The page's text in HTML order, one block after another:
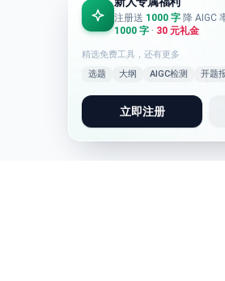
注册送 1000 字 降 AIGC
1000 字 · 30 元礼金
精选免费工具，还有更多
选题
大纲 AIGC检测 开题
立即注册